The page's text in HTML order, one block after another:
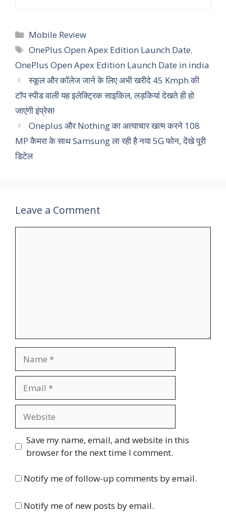
Categories
Mobile Review
Tags
OnePlus Open Apex Edition Launch Date,
OnePlus Open Apex Edition Launch Date in india
स्कूल और कॉलेज जाने के लिए अभी खरीदे 45 Kmph की
टॉप स्पीड वाली यह इलेक्ट्रिक साइकिल, लड़कियां देखते ही हो
जाएंगी इंप्रेस!
Oneplus और Nothing का अत्याचार खत्म करने 108
MP कैमरा के साथ Samsung ला रही है नया 5G फोन, देंखे पूरी
डिटेल
Leave a Comment
Save my name, email, and website in this
browser for the next time I comment.
Notify me of follow-up comments by email.
Notify me of new posts by email.